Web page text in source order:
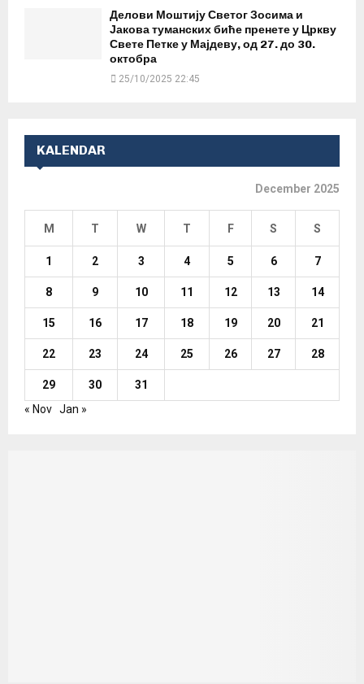
Делови Моштију Светог Зосима и
Јакова туманских биће пренете у Цркву
Свете Петке у Мајдеву, од 27. до 30.
октобра
25/10/2025 22:45
KALENDAR
December 2025
M T W T F S S
1 2 3 4 5 6 7
8 9 10 11 12 13 14
15 16 17 18 19 20 21
22 23 24 25 26 27 28
29 30
31
« Nov Jan »